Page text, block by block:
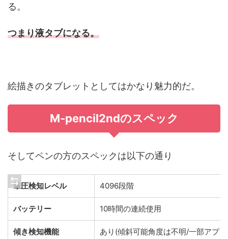
る。
つまり液タブになる。
絵描きのタブレットとしてはかなり魅力的だ。
M-pencil2ndのスペック
そしてペンの方のスペックは以下の通り
筆圧検知レベル 4096段階
バッテリー 10時間の連続使用
傾き検知機能 あり(傾斜可能角度は不明/一部アプ